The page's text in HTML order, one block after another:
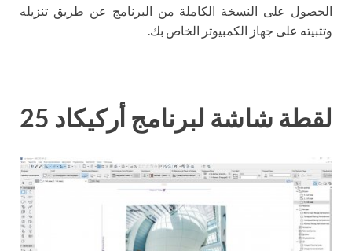
الحصول على النسخة الكاملة من البرنامج عن طريق تنزيله
وتثبيته على جهاز الكمبيوتر الخاص بك.
لقطة شاشة لبرنامج أركيكاد 25